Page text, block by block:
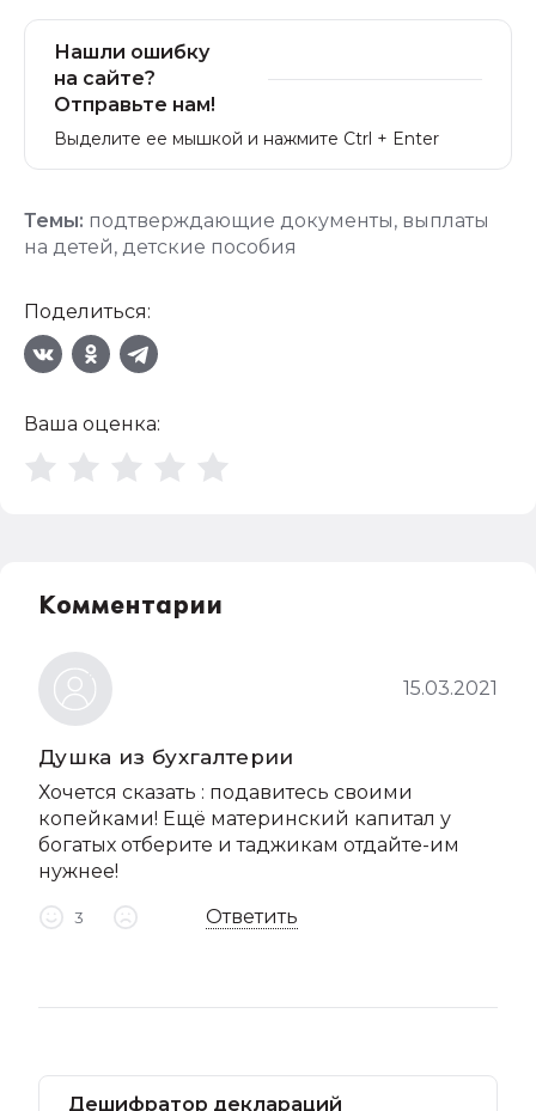
Нашли ошибку
на сайте?
Отправьте нам!
Выделите ее мышкой и нажмите Ctrl + Enter
Темы: подтверждающие документы, выплаты
на детей, детские пособия
Поделиться:
Ваша оценка:
Комментарии
Душка из бухгалтерии
15.03.2021
Хочется сказать : подавитесь своими
копейками! Ещё материнский капитал у
богатых отберите и таджикам отдайте-им
нужнее!
3 Ответить